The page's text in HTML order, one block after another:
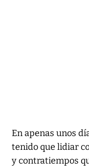
En apenas unos
tenido que lidiar
y contratiempos